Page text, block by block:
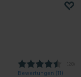
Bewertungen (11)